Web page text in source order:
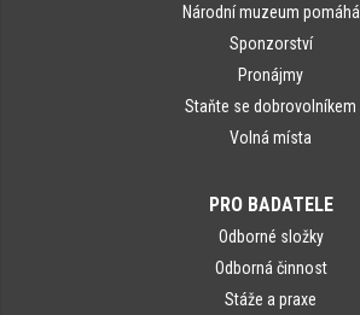
Národní muzeum pomáhá
Sponzorství
Pronájmy
Staňte se dobrovolníkem
Volná místa
PRO BADATELE
Odborné složky
Odborná činnost
Stáže a praxe